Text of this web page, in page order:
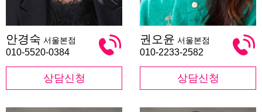
경
숙
안경숙 서울본점
010-5520-0384
상담신청
오
윤
권오윤 서울본점
010-2233-2582
상담신청